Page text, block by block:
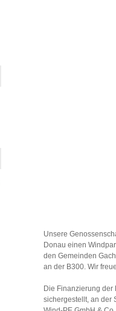
Unsere
Donau einen
den Gemeinden
an der B300. Wir
Die Finanzierung der
sichergestellt, an der